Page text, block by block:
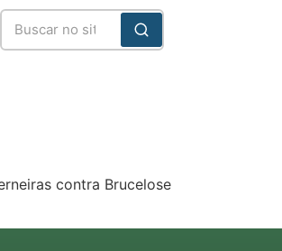
contra Brucelose